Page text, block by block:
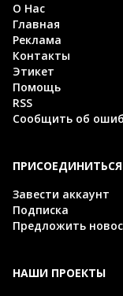
О Нас
Главная
Реклама
Контакты
Этикет
Помощь
RSS
Сообщить об
ПРИСОЕДИНИТЬСЯ
Завести аккаунт
Подписка
Предложить
НАШИ ПРОЕКТЫ